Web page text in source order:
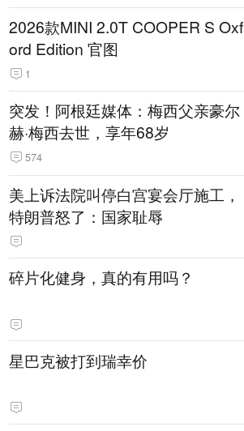
2026款MINI 2.0T COOPER S Oxf
ord Edition 官图
1
突发！阿根廷媒体：梅西父亲豪尔
赫·梅西去世，享年68岁
574
美上诉法院叫停白宫宴会厅施工，
特朗普怒了：国家耻辱
碎片化健身，真的有用吗？
星巴克被打到瑞幸价